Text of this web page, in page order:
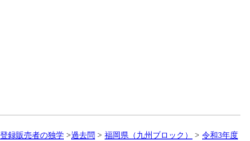
登録販売者の独学 >過去問 > 福岡県（九州ブロック） > 令和3年度